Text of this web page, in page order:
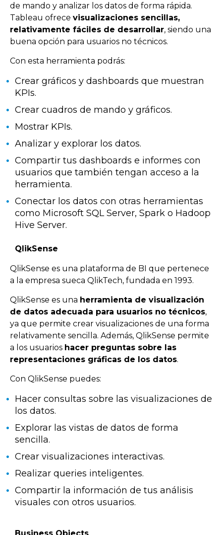
de mando y analizar los datos de forma rápida.
Tableau ofrece visualizaciones sencillas,
relativamente fáciles de desarrollar, siendo una
buena opción para usuarios no técnicos.
Con esta herramienta podrás:
Crear gráficos y dashboards que muestran
KPIs.
Crear cuadros de mando y gráficos.
Mostrar KPIs.
Analizar y explorar los datos.
Compartir tus dashboards e informes con
usuarios que también tengan acceso a la
herramienta.
Conectar los datos con otras herramientas
como Microsoft SQL Server, Spark o Hadoop
Hive Server.
QlikSense
QlikSense es una plataforma de BI que pertenece
a la empresa sueca QlikTech, fundada en 1993.
QlikSense es una herramienta de visualización
de datos adecuada para usuarios no técnicos,
ya que permite crear visualizaciones de una forma
relativamente sencilla. Además, QlikSense permite
a los usuarios hacer preguntas sobre las
representaciones gráficas de los datos.
Con QlikSense puedes:
Hacer consultas sobre las visualizaciones de
los datos.
Explorar las vistas de datos de forma
sencilla.
Crear visualizaciones interactivas.
Realizar queries inteligentes.
Compartir la información de tus análisis
visuales con otros usuarios.
Business Objects